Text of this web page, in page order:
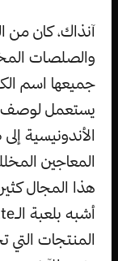
آنذاك، كان من
والصلصات
جميعها اسم
يستعمل لوصف
الأندونيسية
المعاجين
هذا المجال
المنتجات التي